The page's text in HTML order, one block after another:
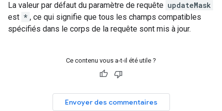
La valeur par défaut du paramètre de requête updateMask
est * , ce qui signifie que tous les champs compatibles
spécifiés dans le corps de la requête sont mis à jour.
Ce contenu vous a-t-il été utile ?
Envoyer des commentaires